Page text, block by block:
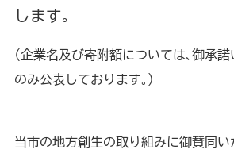
します｡
(企業名及び寄附額については､御承
のみ公表してお
当市の地方創生の取り組みに御賛同